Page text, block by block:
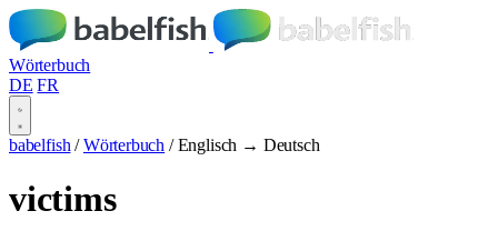
Wörterbuch
DE FR
babelfish / Wörterbuch / Englisch → Deutsch
victims